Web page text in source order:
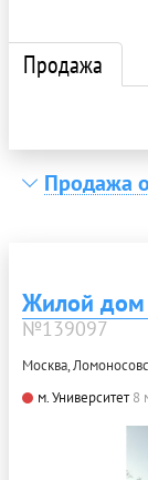
Продажа
Продажа
Жилой дом
№139097
Москва,
м. Университет 8